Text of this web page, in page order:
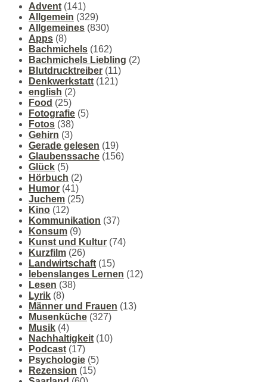
Advent (141)
Allgemein (329)
Allgemeines (830)
Apps (8)
Bachmichels (162)
Bachmichels Liebling (2)
Blutdrucktreiber (11)
Denkwerkstatt (121)
english (2)
Food (25)
Fotografie (5)
Fotos (38)
Gehirn (3)
Gerade gelesen (19)
Glaubenssache (156)
Glück (5)
Hörbuch (2)
Humor (41)
Juchem (25)
Kino (12)
Kommunikation (37)
Konsum (9)
Kunst und Kultur (74)
Kurzfilm (26)
Landwirtschaft (15)
lebenslanges Lernen (12)
Lesen (38)
Lyrik (8)
Männer und Frauen (13)
Musenküche (327)
Musik (4)
Nachhaltigkeit (10)
Podcast (17)
Psychologie (5)
Rezension (15)